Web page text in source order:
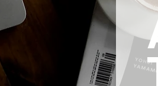
对待“专业感”。 第二就是信心 信
是天生的，是后天培养的。 大多数